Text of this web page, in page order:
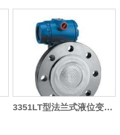
3351LT型法兰式液位变送器